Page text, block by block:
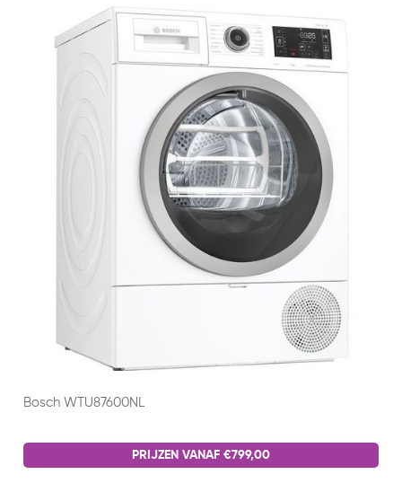
Bosch WTU87600NL
PRIJZEN VANAF €799,00